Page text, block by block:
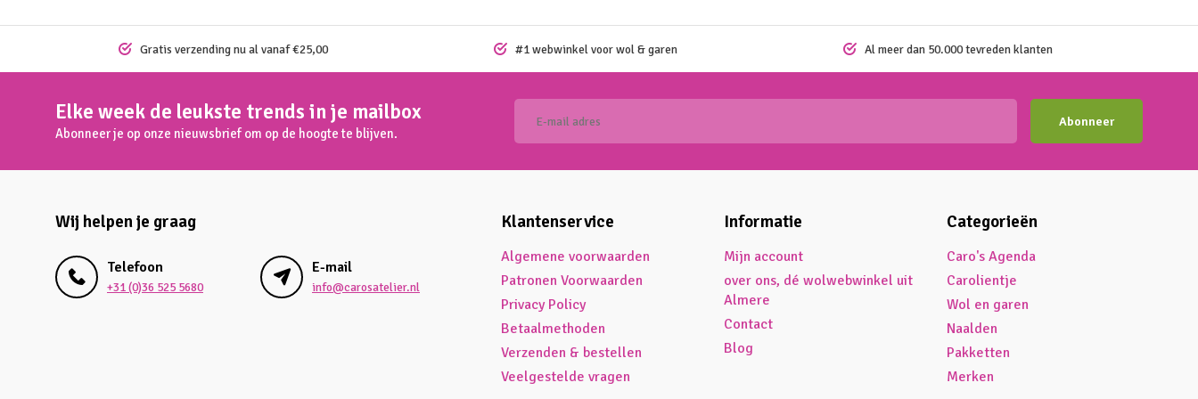
Gratis verzending nu al vanaf €25,00 #1 webwinkel voor wol & garen Al meer dan 50.000 tevreden klanten
Elke week de leukste trends in je mailbox
Abonneer je op onze nieuwsbrief om op de hoogte te blijven.
Abonneer
Wij helpen je graag
Telefoon
+31 (0)36 525 5680
E-mail
info@carosatelier.nl
Klantenservice
Algemene voorwaarden
Patronen Voorwaarden
Privacy Policy
Betaalmethoden
Verzenden & bestellen
Veelgestelde vragen
Informatie
Mijn account
over ons, dé wolwebwinkel uit
Almere
Contact
Blog
Categorieën
Caro's Agenda
Carolientje
Wol en garen
Naalden
Pakketten
Merken